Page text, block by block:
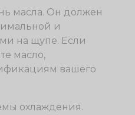
масла. Он должен
и
на щупе. Если
масло,
вашего
охлаждения.